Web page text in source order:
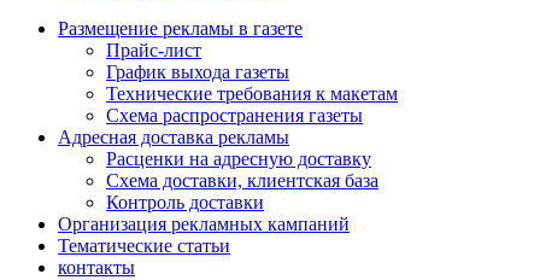
Размещение рекламы в газете
Прайс-лист
График выхода газеты
Технические требования к макетам
Схема распространения газеты
Адресная доставка рекламы
Расценки на адресную доставку
Схема доставки, клиентская база
Контроль доставки
Организация рекламных кампаний
Тематические статьи
контакты